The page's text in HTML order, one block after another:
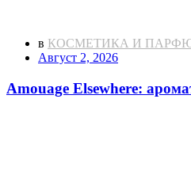
в КОСМЕТИКА И
Август 2, 2026
Amouage Elsewhere: